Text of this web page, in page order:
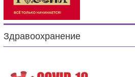
Здравоохранение